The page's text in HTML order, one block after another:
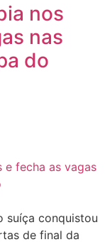
nos
nas
do
suíça conquistou
de final da